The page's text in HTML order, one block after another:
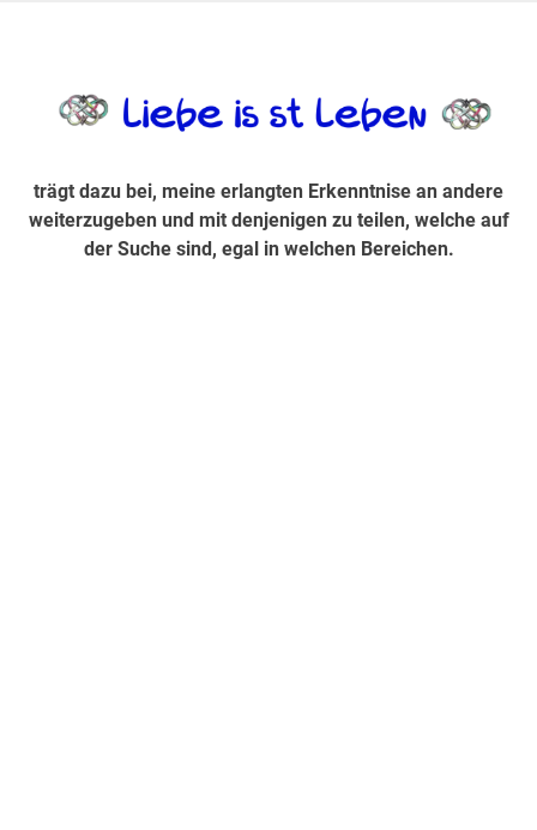
Suche sind, egal in welchen Bereichen.
trägt dazu bei, meine erlangten Erkenntnise an andere
weiterzugeben und mit denjenigen zu teilen, welche auf
der Suche sind, egal in welchen Bereichen.